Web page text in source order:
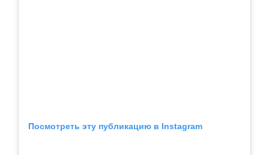
Посмотреть эту публикацию в Instagram